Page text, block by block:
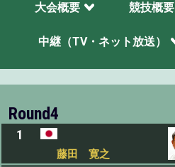
大会概要 競技概要
中継（TV・ネット放送）
Round4
1
藤田 寛之